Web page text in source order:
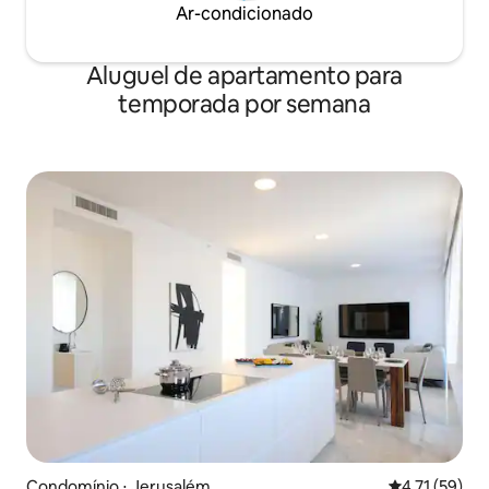
Ar-condicionado
Aluguel de apartamento para
temporada por semana